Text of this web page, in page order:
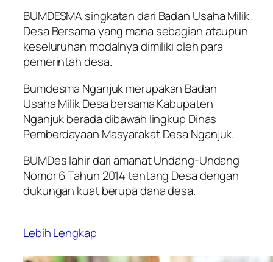
BUMDESMA singkatan dari Badan Usaha Milik
Desa Bersama yang mana sebagian ataupun
keseluruhan modalnya dimiliki oleh para
pemerintah desa.
Bumdesma Nganjuk merupakan Badan
Usaha Milik Desa bersama Kabupaten
Nganjuk berada dibawah lingkup Dinas
Pemberdayaan Masyarakat Desa Nganjuk.
BUMDes lahir dari amanat Undang-Undang
Nomor 6 Tahun 2014 tentang Desa dengan
dukungan kuat berupa dana desa.
Lebih Lengkap